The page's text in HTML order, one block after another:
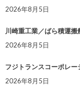
2026年8月5日
川崎重工業／ばら積運
2026年8月5日
フジトランスコーポレ
2026年8月5日